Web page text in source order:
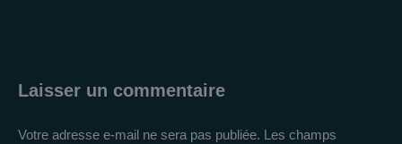
Laisser un commentaire
Votre adresse e-mail ne sera pas publiée. Les champs